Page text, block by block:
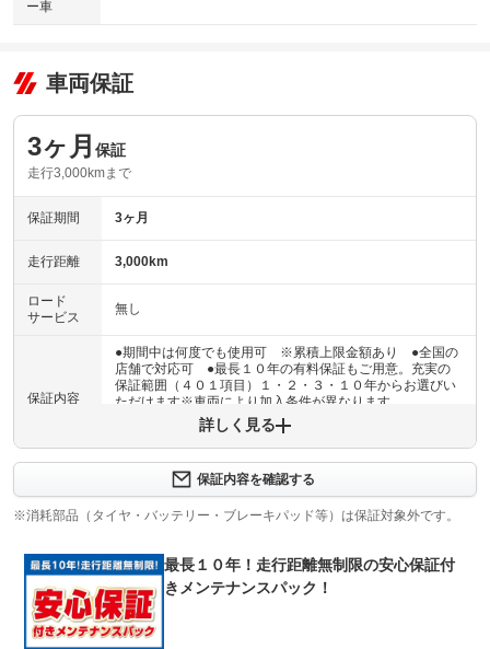
ー車
車両保証
3ヶ月 保証
走行3,000kmまで
保証期間 3ヶ月
走行距離 3,000km
ロード
サービス
無し
保証内容
●期間中は何度でも使用可 ※累積上限金額あり ●全国の
店舗で対応可 ●最長１０年の有料保証もご用意。充実の
保証範囲（４０１項目）１・２・３・１０年からお選びい
ただけます※車両により加入条件が異なります
保証項目
３ヶ月・３０００ｋｍ以内ならエンジン、トランスミッシ
ョン、ハイブリッド、ステアリング、ブレーキの各機構に
おける主要項目を無償修理（または交換）いたします。
修理回数 無制限
上限金額
車両本体価格
期間中は何度でも修理可能！修理金額は車両本体価格の１
００％までしっかり保証します。車両本体価格５０万円以
下の場合は５０万円まで保証します。
詳しく見る
保証内容を確認する
※消耗部品（タイヤ・バッテリー・ブレーキパッド等）は保証対象外です。
最長１０年！走行距離無制限の安心保証付
きメンテナンスパック！